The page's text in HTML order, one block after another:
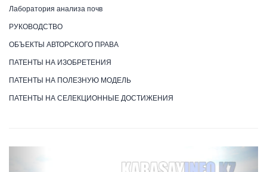
Лаборатория анализа почв
РУКОВОДСТВО
ОБЪЕКТЫ АВТОРСКОГО ПРАВА
ПАТЕНТЫ НА ИЗОБРЕТЕНИЯ
ПАТЕНТЫ НА ПОЛЕЗНУЮ МОДЕЛЬ
ПАТЕНТЫ НА СЕЛЕКЦИОННЫЕ ДОСТИЖЕНИЯ